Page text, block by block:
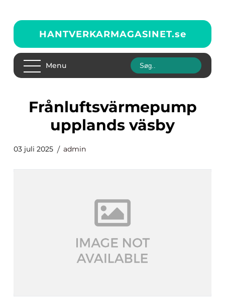
HANTVERKARMAGASINET.se
Menu
frånluftsvärmepump
upplands väsby
03 juli 2025 admin